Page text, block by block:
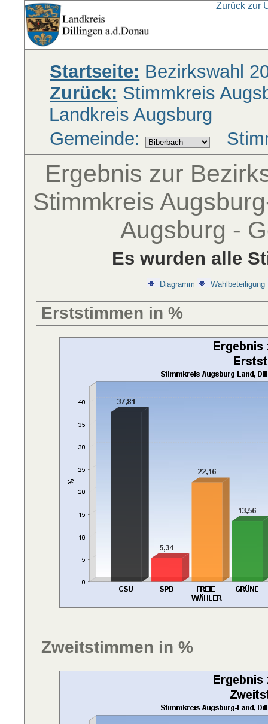
Zurück zur
Startseite: Bezirkswahl
Zurück: Stimmkreis
Landkreis Augsburg
Gemeinde:
Ergebnis zur
Stimmkreis
Augsburg -
Es wurden alle
Diagramm Wahlbeteiligung
Erststimmen in %
Zweitstimmen in %